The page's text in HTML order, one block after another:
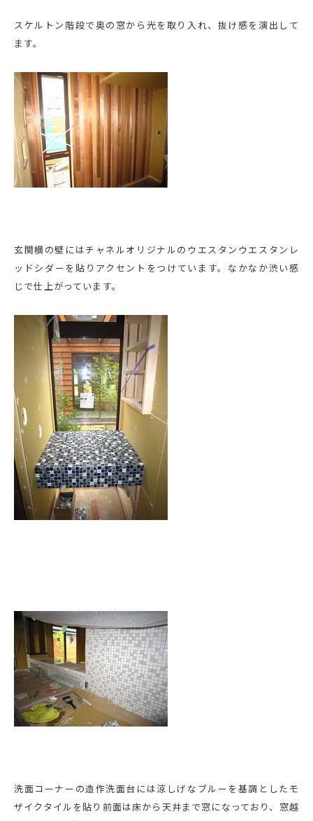
スケルトン階段で奥の窓から光を取り入れ、抜け感を演出して
ます。
玄関横の壁にはチャネルオリジナルのウエスタンウエスタンレ
ッドシダーを貼りアクセントをつけています。なかなか渋い感
じで仕上がっています。
洗面コーナーの造作洗面台には涼しげなブルーを基調としたモ
ザイクタイルを貼り前面は床から天井まで窓になっており、窓越